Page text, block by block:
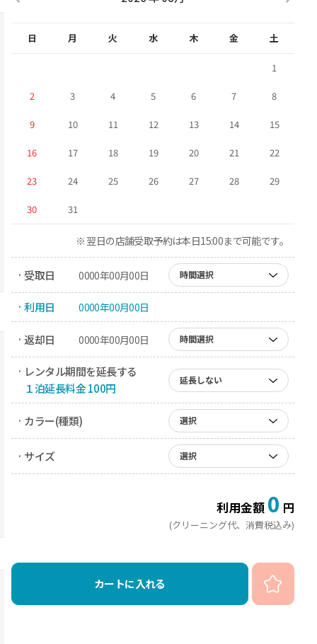
日 月 火 水 木 金 土
1
2 3 4 5 6 7 8
9 10 11 12 13 14 15
16 17 18 19 20 21 22
23 24 25 26 27 28 29
30 31
※ 翌日の店舗受取予約は本日15:00まで可能です。
· 受取日 0000年00月00日 時間選択
· 利用日 0000年00月00日
· 返却日 0000年00月00日 時間選択
· レンタル期間を延長する
１泊延長料金 100円
延長しない
· カラー(種類) 選択
· サイズ 選択
利用金額 0 円
(クリーニング代、消費税込み)
カートに入れる